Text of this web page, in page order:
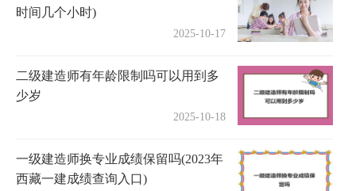
时间几个小时)
2025-10-17
二级建造师有年龄限制吗可以用到多
少岁
2025-10-18
一级建造师换专业成绩保留吗(2023年
西藏一建成绩查询入口)